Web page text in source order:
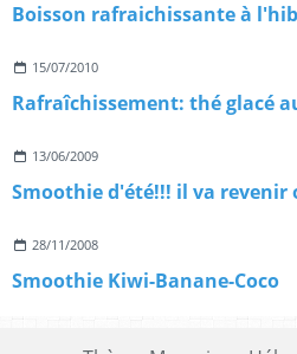
15/07/2010
13/06/2009
Smoothie d'été!!! il va revenir
28/11/2008
Smoothie Kiwi-Banane-Coco